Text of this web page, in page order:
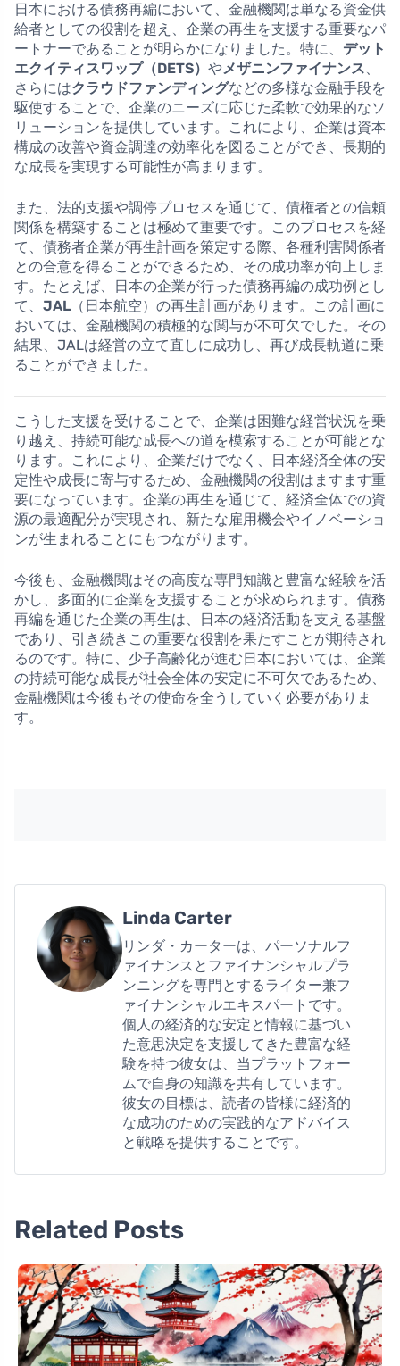
日本における債務再編において、金融機関は単なる資金供
給者としての役割を超え、企業の再生を支援する重要なパ
ートナーであることが明らかになりました。特に、 デット
エクイティスワップ（DETS） やメザニンファイナンス、
さらにはクラウドファンディングなどの多様な金融手段を
駆使することで、企業のニーズに応じた柔軟で効果的なソ
リューションを提供しています。これにより、企業は資本
構成の改善や資金調達の効率化を図ることができ、長期的
な成長を実現する可能性が高まります。
また、法的支援や調停プロセスを通じて、債権者との信頼
関係を構築することは極めて重要です。このプロセスを経
て、債務者企業が再生計画を策定する際、各種利害関係者
との合意を得ることができるため、その成功率が向上しま
す。たとえば、日本の企業が行った債務再編の成功例とし
て、 JAL （日本航空）の再生計画があります。この計画に
おいては、金融機関の積極的な関与が不可欠でした。その
結果、JALは経営の立て直しに成功し、再び成長軌道に乗
ることができました。
こうした支援を受けることで、企業は困難な経営状況を乗
り越え、持続可能な成長への道を模索することが可能とな
ります。これにより、企業だけでなく、日本経済全体の安
定性や成長に寄与するため、金融機関の役割はますます重
要になっています。企業の再生を通じて、経済全体での資
源の最適配分が実現され、新たな雇用機会やイノベーショ
ンが生まれることにもつながります。
今後も、金融機関はその高度な専門知識と豊富な経験を活
かし、多面的に企業を支援することが求められます。債務
再編を通じた企業の再生は、日本の経済活動を支える基盤
であり、引き続きこの重要な役割を果たすことが期待され
るのです。特に、少子高齢化が進む日本においては、企業
の持続可能な成長が社会全体の安定に不可欠であるため、
金融機関は今後もその使命を全うしていく必要がありま
す。
Linda Carter
リンダ・カーターは、パーソナルフ
ァイナンスとファイナンシャルプラ
ンニングを専門とするライター兼フ
ァイナンシャルエキスパートです。
個人の経済的な安定と情報に基づい
た意思決定を支援してきた豊富な経
験を持つ彼女は、当プラットフォー
ムで自身の知識を共有しています。
彼女の目標は、読者の皆様に経済的
な成功のための実践的なアドバイス
と戦略を提供することです。
Related Posts